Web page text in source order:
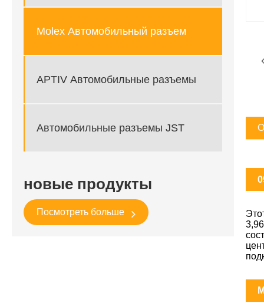
Molex Автомобильный разъем
APTIV Автомобильные разъемы
Автомобильные разъемы JST
новые продукты
Посмотреть больше